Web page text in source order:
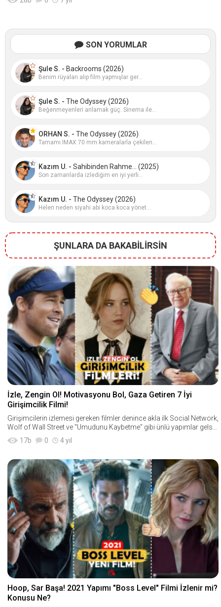
SON YORUMLAR
Şule S. - Backrooms (2026)
Benim rüyaları alıp film yapmışlar ger...
Şule S. - The Odyssey (2026)
Beğenmeyenleri anlamak güç. Sinema ile...
ORHAN S. - The Odyssey (2026)
Tamamı IMAX 70 mm kameralarla çekilen...
Kazım U. - Sahibinden Rahme... (2025)
Son zamanlarda izlediğim en iyi yerli...
Kazım U. - The Odyssey (2026)
Helen neden siyahi abi koca koca yönet...
ŞUNLARA DA BAKABİLİRSİN
İzle, Zengin Ol! Motivasyonu Bol, Gaza Getiren 7 İyi
Girişimcilik Filmi!
Girişimcilerin izlemesi gereken filmler denince akla ilk Social Network,
Wolf of Wall Street ve "Umudunu Kaybetme" gibi ünlü yapımlar gelse
de aslında giri
17b 0 4 yıl
Hoop, Sar Başa! 2021 Yapımı "Boss Level" Filmi İzlenir mi?
Konusu Ne?